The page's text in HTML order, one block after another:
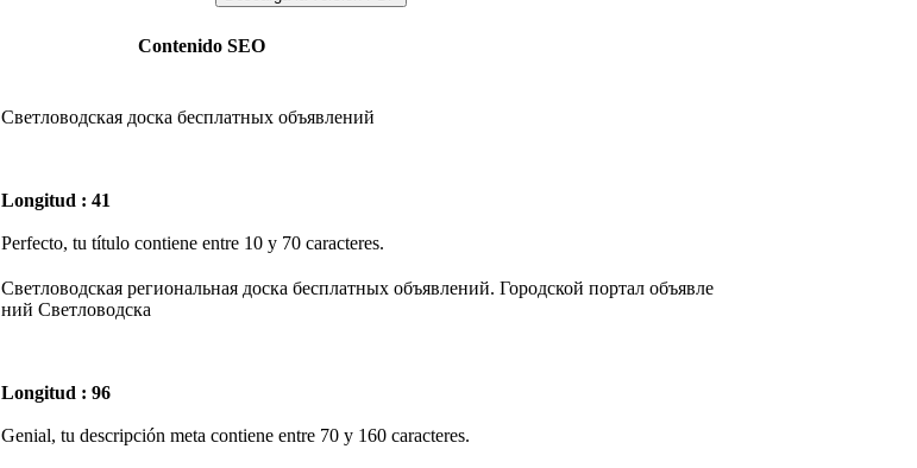
Contenido SEO
Светловодская доска бесплатных объявлений
Longitud : 41
Perfecto, tu título contiene entre 10 y 70 caracteres.
Светловодская региональная доска бесплатных объявлений. Городской портал объявле
ний Светловодска
Longitud : 96
Genial, tu descripción meta contiene entre 70 y 160 caracteres.